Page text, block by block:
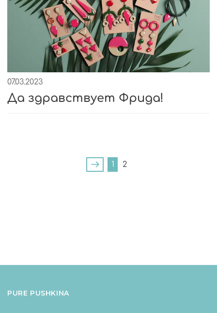
07.03.2023
Да здравствует Фрида!
1 2
PURE PUSHKINA